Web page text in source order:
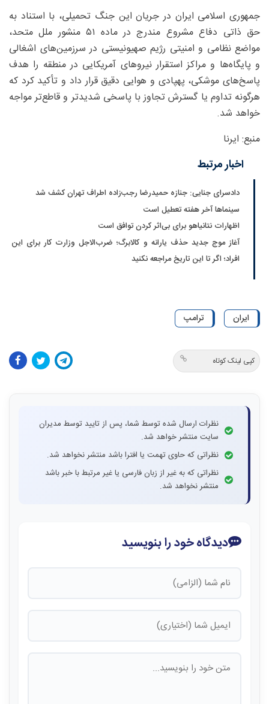
جمهوری اسلامی ایران در جریان این جنگ تحمیلی، با استناد به
حق ذاتی دفاع مشروع مندرج در ماده ۵۱ منشور ملل متحد،
مواضع نظامی و امنیتی رژیم صهیونیستی در سرزمین‌های اشغالی
و پایگاه‌ها و مراکز استقرار نیروهای آمریکایی در منطقه را هدف
پاسخ‌های موشکی، پهپادی و هوایی دقیق قرار داد و تأکید کرد که
هرگونه تداوم یا گسترش تجاوز با پاسخی شدیدتر و قاطع‌تر مواجه
خواهد شد.
منبع: ایرنا
اخبار مرتبط
دادسرای جنایی: جنازه حمیدرضا رجب‌زاده اطراف تهران کشف شد
سینماها آخر هفته تعطیل است
اظهارات نتانیاهو برای بی‌اثر کردن توافق است
آغاز موج جدید حذف یارانه و کالابرگ؛ ضرب‌الاجل وزارت کار برای این
افراد؛ اگر تا این تاریخ مراجعه نکنید
ایران ترامپ
کپی لینک کوتاه
نظرات ارسال شده توسط شما، پس از تایید توسط مدیران
سایت منتشر خواهد شد.
نظراتی که حاوی تهمت یا افترا باشد منتشر نخواهد شد.
نظراتی که به غیر از زبان فارسی یا غیر مرتبط با خبر باشد
منتشر نخواهد شد.
دیدگاه خود را بنویسید